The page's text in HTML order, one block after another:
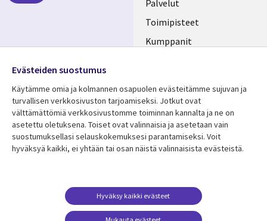
FINLAND
Palvelut
Toimipisteet
Kumppanit
Resurssikeskus
Library
FINLAND
Asiakastarinat
Lisätietoa
Legal
Tietosuoja
Käyttöehdot
Yhteystiedot
Media
FINLAND
Evästeiden suostumus
Käytämme omia ja kolmannen osapuolen evästeitämme sujuvan ja
turvallisen verkkosivuston tarjoamiseksi. Jotkut ovat
välttämättömiä verkkosivustomme toiminnan kannalta ja ne on
asetettu oletuksena. Toiset ovat valinnaisia ​​ja asetetaan vain
suostumuksellasi selauskokemuksesi parantamiseksi. Voit
hyväksyä kaikki, ei yhtään tai osan näistä valinnaisista evästeistä.
Hyväksy kaikki evästeet